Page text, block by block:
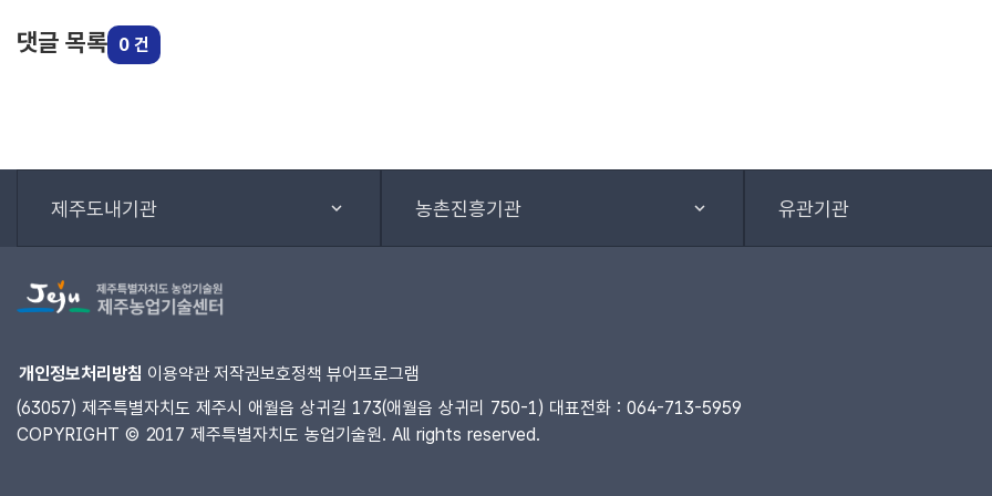
댓글 목록 0 건
제주도내기관 농촌진흥기관 유관기관
개인정보처리방침 이용약관 저작권보호정책 뷰어프로그램
(63057) 제주특별자치도 제주시 애월읍 상귀길 173(애월읍 상귀리 750-1) 대표전화 : 064-713-5959
COPYRIGHT © 2017 제주특별자치도 농업기술원. All rights reserved.